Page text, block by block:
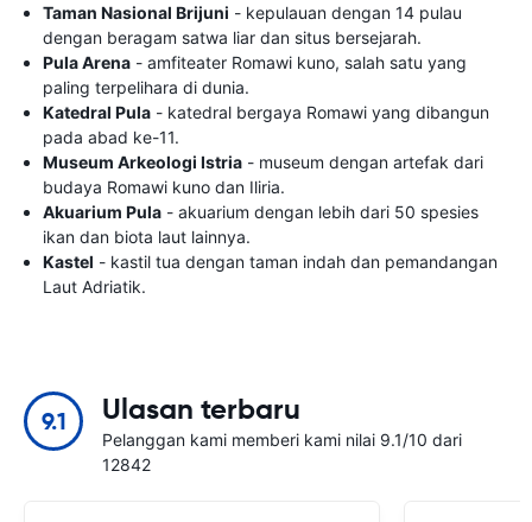
Taman Nasional Brijuni - kepulauan dengan 14 pulau
dengan beragam satwa liar dan situs bersejarah.
Pula Arena - amfiteater Romawi kuno, salah satu yang
paling terpelihara di dunia.
Katedral Pula - katedral bergaya Romawi yang dibangun
pada abad ke-11.
Museum Arkeologi Istria - museum dengan artefak dari
budaya Romawi kuno dan Iliria.
Akuarium Pula - akuarium dengan lebih dari 50 spesies
ikan dan biota laut lainnya.
Kastel - kastil tua dengan taman indah dan pemandangan
Laut Adriatik.
9.1 Ulasan terbaru
Pelanggan kami memberi kami nilai 9.1/10 dari
12842